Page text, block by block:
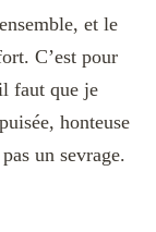
et le
C’est pour
faut que je
honteuse
un sevrage.